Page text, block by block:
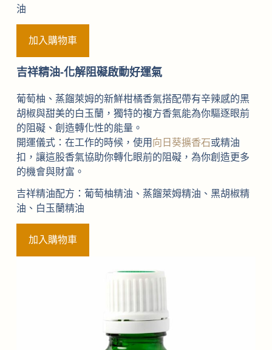
油
加入購物車
吉祥精油-化解阻礙啟動好運氣
葡萄柚、蒸餾萊姆的新鮮柑橘香氣搭配帶有辛辣感的黑
胡椒與甜美的白玉蘭，獨特的複方香氣能為你驅逐眼前
的阻礙、創造轉化性的能量。
開運儀式：在工作的時候，使用 向日葵擴香石或精油
扣，讓這股香氣協助你轉化眼前的阻礙，為你創造更多
的機會與財富。
吉祥精油配方：葡萄柚精油、蒸餾萊姆精油、黑胡椒精
油、白玉蘭精油
加入購物車